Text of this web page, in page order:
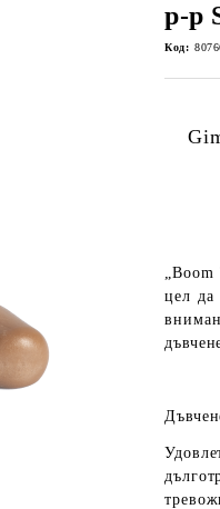
р-р
Код:
цел да